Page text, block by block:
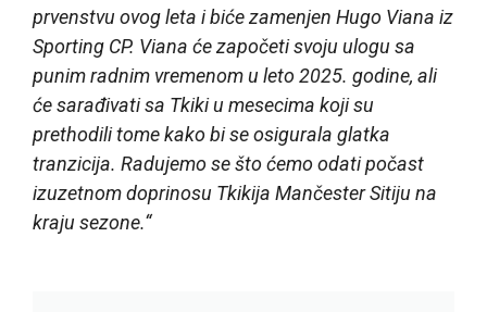
prvenstvu ovog leta i biće zamenjen Hugo Viana iz
Sporting CP. Viana će započeti svoju ulogu sa
punim radnim vremenom u leto 2025. godine, ali
će sarađivati sa Tkiki u mesecima koji su
prethodili tome kako bi se osigurala glatka
tranzicija. Radujemo se što ćemo odati počast
izuzetnom doprinosu Tkikija Mančester Sitiju na
kraju sezone.“